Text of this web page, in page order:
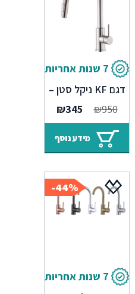
7 שנות אחריות
ברז מטבח נשלף
דגם KF ניקל סטן –
7 שנים אחריות
₪950
המחיר
המקורי
היה:
₪950.
₪345
הנוכחי
הוא:
₪345.
מידע נוסף
44%-
7 שנות אחריות
ברז דן בגימורים